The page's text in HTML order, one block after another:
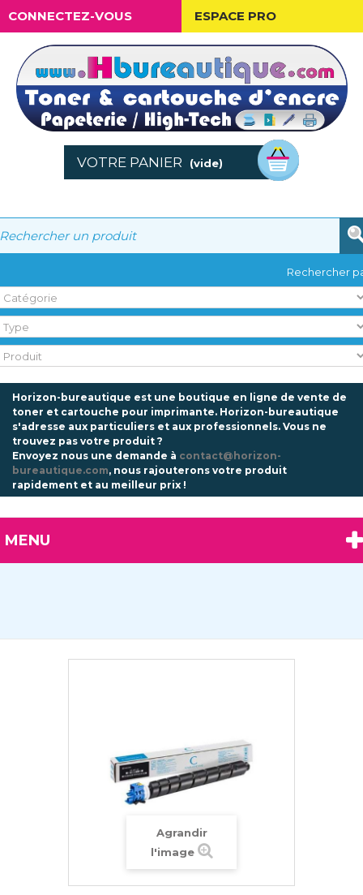
CONNECTEZ-VOUS ESPACE PRO
VOTRE PANIER (vide)
Rechercher
Horizon-bureautique est une boutique en ligne de vente de
toner et cartouche pour imprimante. Horizon-bureautique
s'adresse aux particuliers et aux professionnels. Vous ne
trouvez pas votre produit ?
Envoyez nous une demande à contact@horizon-
bureautique.com, nous rajouterons votre produit
rapidement et au meilleur prix !
MENU
Agrandir
l'image